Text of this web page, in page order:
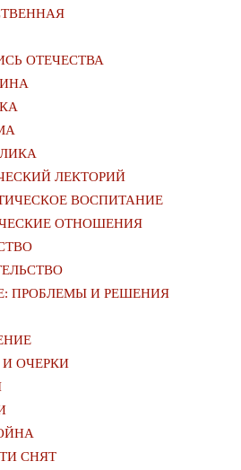
ОТЕЧЕСТВА
ЛЕКТОРИЙ
ВОСПИТАНИЕ
ОТНОШЕНИЯ
ПРОБЛЕМЫ И РЕШЕНИЯ
ОЧЕРКИ
СНЯТ